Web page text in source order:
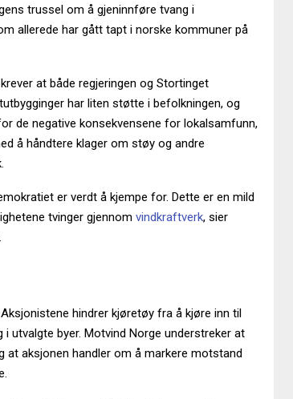
trussel om å gjeninnføre tvang i
allerede har gått tapt i norske kommuner på
at både regjeringen og Stortinget
har liten støtte i befolkningen, og
de negative konsekvensene for lokalsamfunn,
å håndtere klager om støy og andre
er verdt å kjempe for. Dette er en mild
tvinger gjennom vindkraftverk, sier
hindrer kjøretøy fra å kjøre inn til
utvalgte byer. Motvind Norge understreker at
aksjonen handler om å markere motstand